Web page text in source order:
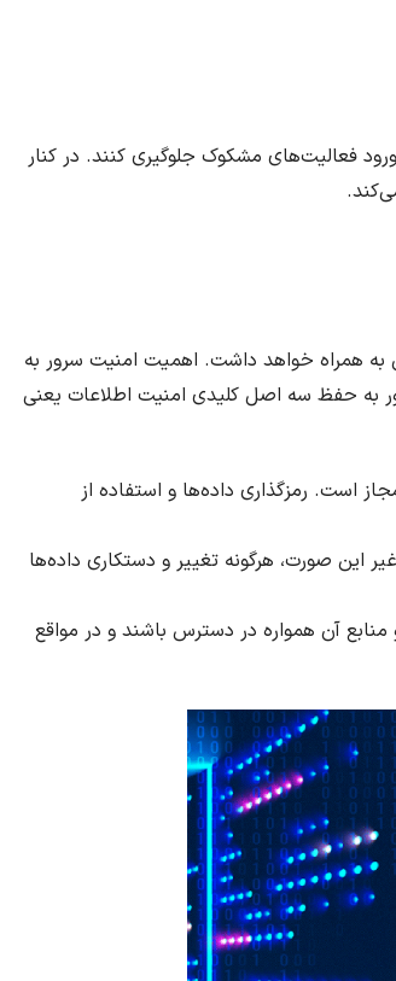
فعالیت‌های مشکوک جلوگیری کنند. در کنار
به همراه خواهد داشت. اهمیت امنیت سرور به
به حفظ سه اصل کلیدی امنیت اطلاعات یعنی
است. رمزگذاری داده‌ها و استفاده از
این صورت، هرگونه تغییر و دستکاری داده‌ها
آن همواره در دسترس باشند و در مواقع